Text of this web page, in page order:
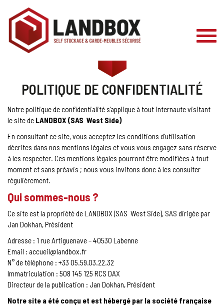
Toggle
POLITIQUE DE CONFIDENTIALITÉ
Notre politique de confidentialité s’applique à tout internaute visitant
le site de LANDBOX (SAS West Side)
En consultant ce site, vous acceptez les conditions d’utilisation
décrites dans nos mentions légales et vous vous engagez sans réserve
à les respecter. Ces mentions légales pourront être modifiées à tout
moment et sans préavis ; nous vous invitons donc à les consulter
régulièrement.
Qui sommes-nous ?
Ce site est la propriété de LANDBOX (SAS West Side), SAS dirigée par
Jan Dokhan, Président
Adresse : 1 rue Artiguenave – 40530 Labenne
Email : accueil@landbox.fr
N° de téléphone : +33 05.59.03.22.32
Immatriculation : 508 145 125 RCS DAX
Directeur de la publication : Jan Dokhan, Président
Notre site a été conçu et est hébergé par la société française